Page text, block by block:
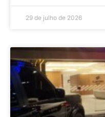
29 de julho de 2026